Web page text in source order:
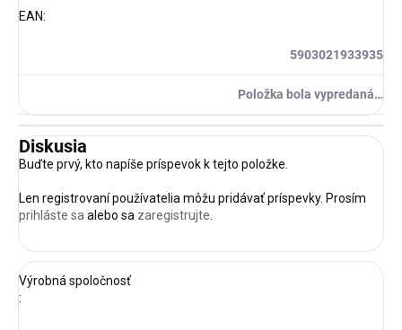
EAN:
5903021933935
Položka bola vypredaná…
Diskusia
Buďte prvý, kto napíše príspevok k tejto položke.
Len registrovaní používatelia môžu pridávať príspevky. Prosím
prihláste sa alebo sa zaregistrujte
Výrobná spoločnosť
: